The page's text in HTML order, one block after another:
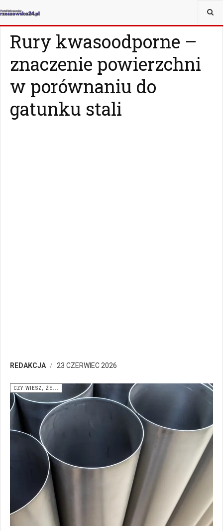
JESTEŚ TUTAJ:
Rury kwasoodporne –
znaczenie powierzchni
w porównaniu do
gatunku stali
REDAKCJA 23 CZERWIEC 2026
CZY WIESZ, ŻE...